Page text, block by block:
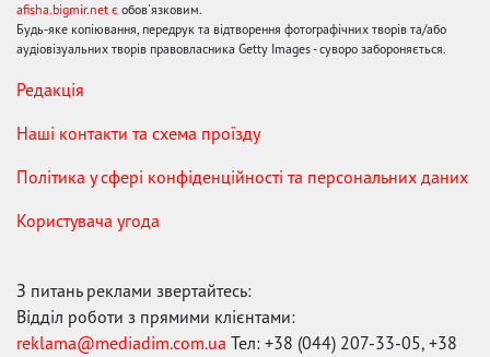
afisha.bigmir.net є обов'язковим.
Будь-яке копіювання, передрук та відтворення фотографічних творів та/або
аудіовізуальних творів правовласника Getty Images - суворо забороняється.
Редакція
Наші контакти та схема проїзду
Політика у сфері конфіденційності та персональних даних
Користувача угода
З питань реклами звертайтесь:
Відділ роботи з прямими клієнтами:
reklama@mediadim.com.ua Тел: +38 (044) 207-33-05, +38